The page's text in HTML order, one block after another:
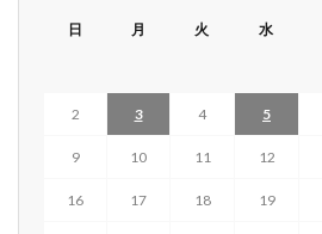
日 月 火 水
2 3 4 5
9 10 11 12
16 17 18 19